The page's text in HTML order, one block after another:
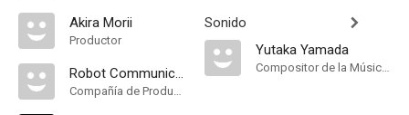
Akira Morii
Productor
Robot Communications Inc
Compañía de Produccion
Sonido
Yutaka Yamada
Compositor de la Música Original